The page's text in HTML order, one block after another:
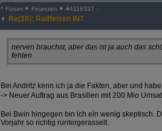
^ Forum Finanzen #4116337
Re(10): Raiffeisen INT
nerven brauchst, aber das ist ja auch das
fehlen
Bei Andritz kenn ich ja die Fakten, aber und
-> Neuer Auftrag aus Brasilien mit 200 Mio
Bei Bwin hingegen bin ich ein wenig skeptisch.
Vorjahr so richtig runtergerasselt.